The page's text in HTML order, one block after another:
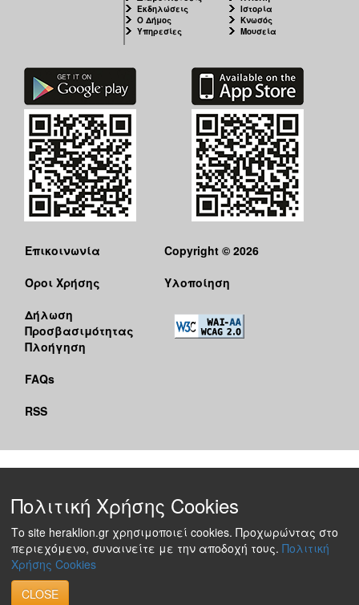
Εκδηλώσεις
Ο Δήμος
Υπηρεσίες
Ιστορία
Κνωσός
Μουσεία
Επικοινωνία
Όροι Χρήσης
Δήλωση
Προσβασιμότητας
Πλοήγηση
FAQs
RSS
Copyright © 2026
Υλοποίηση
Πολιτική Χρήσης Cookies
Το site heraklion.gr χρησιμοποιεί cookies. Προχωρώντας στο
περιεχόμενο, συναινείτε με την αποδοχή τους. Πολιτική
Χρήσης Cookies
CLOSE